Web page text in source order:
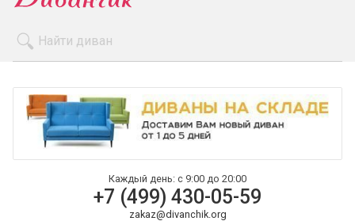
Оплата и доставка
Контакты
Каждый день: с 9:00 до 20:00
+7 (499) 430-05-59
zakaz@divanchik.org